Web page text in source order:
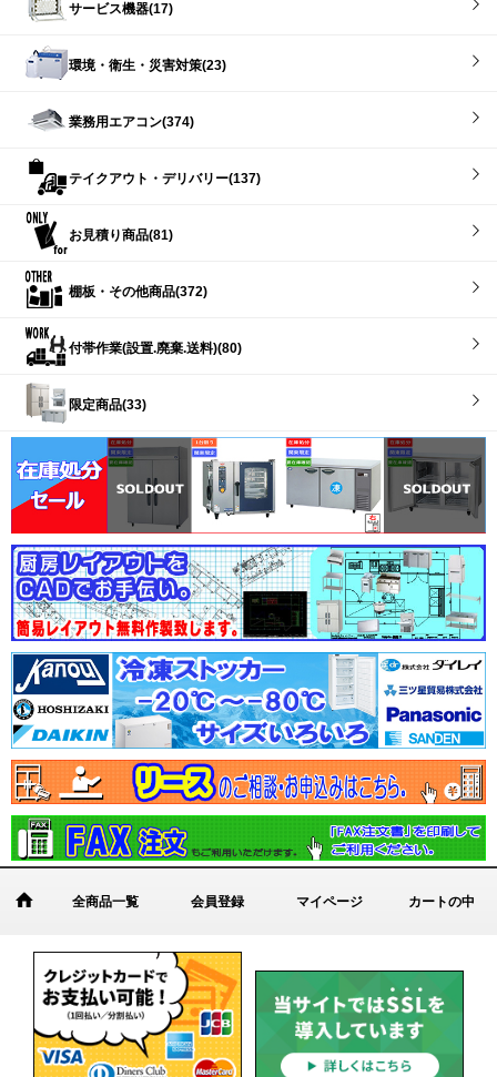
サービス機器(17)
環境・衛生・災害対策(23)
業務用エアコン(374)
テイクアウト・デリバリー(137)
お見積り商品(81)
棚板・その他商品(372)
付帯作業(設置.廃棄.送料)(80)
限定商品(33)
全商品一覧 会員登録 マイページ カートの中